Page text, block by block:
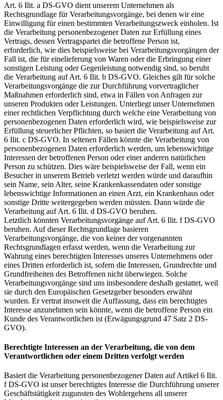
Art. 6 Ilit. a DS-GVO dient unserem Unternehmen als
Rechtsgrundlage für Verarbeitungsvorgänge, bei denen wir eine
Einwilligung für einen bestimmten Verarbeitungszweck einholen. Ist
die Verarbeitung personenbezogener Daten zur Erfüllung eines
Vertrags, dessen Vertragspartei die betroffene Person ist,
erforderlich, wie dies beispielsweise bei Verarbeitungsvorgängen der
Fall ist, die für einelieferung von Waren oder die Erbringung einer
sonstigen Leistung oder Gegenleistung notwendig sind, so beruht
die Verarbeitung auf Art. 6 Ilit. b DS-GVO. Gleiches gilt für solche
Verarbeitungsvorgänge die zur Durchführung vorvertraglicher
Maßnahmen erforderlich sind, etwa in Fällen von Anfragen zur
unseren Produkten oder Leistungen. Unterliegt unser Unternehmen
einer rechtlichen Verpflichtung durch welche eine Verarbeitung von
personenbezogenen Daten erforderlich wird, wie beispielsweise zur
Erfüllung steuerlicher Pflichten, so basiert die Verarbeitung auf Art.
6 Ilit. c DS-GVO. In seltenen Fällen könnte die Verarbeitung von
personenbezogenen Daten erforderlich werden, um lebenswichtige
Interessen der betroffenen Person oder einer anderen natürlichen
Person zu schützen. Dies wäre beispielsweise der Fall, wenn ein
Besucher in unserem Betrieb verletzt werden würde und daraufhin
sein Name, sein Alter, seine Krankenkassendaten oder sonstige
lebenswichtige Informationen an einen Arzt, ein Krankenhaus oder
sonstige Dritte weitergegeben werden müssten. Dann würde die
Verarbeitung auf Art. 6 Ilit. d DS-GVO beruhen.
Letztlich könnten Verarbeitungsvorgänge auf Art. 6 Ilit. f DS-GVO
beruhen. Auf dieser Rechtsgrundlage basieren
Verarbeitungsvorgänge, die von keiner der vorgenannten
Rechtsgrundlagen erfasst werden, wenn die Verarbeitung zur
Wahrung eines berechtigten Interesses unseres Unternehmens oder
eines Dritten erforderlich ist, sofern die Interessen, Grundrechte und
Grundfreiheiten des Betroffenen nicht überwiegen. Solche
Verarbeitungsvorgänge sind uns insbesondere deshalb gestattet, weil
sie durch den Europäischen Gesetzgeber besonders erwähnt
wurden. Er vertrat insoweit die Auffassung, dass ein berechtigtes
Interesse anzunehmen sein könnte, wenn die betroffene Person ein
Kunde des Verantwortlichen ist (Erwägungsgrund 47 Satz 2 DS-
GVO).
Berechtigte Interessen an der Verarbeitung, die von dem
Verantwortlichen oder einem Dritten verfolgt werden
Basiert die Verarbeitung personenbezogener Daten auf Artikel 6 Ilit.
f DS-GVO ist unser berechtigtes Interesse die Durchführung unserer
Geschäftstätigkeit zugunsten des Wohlergehens all unserer